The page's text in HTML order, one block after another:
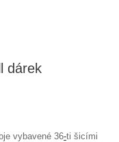
dárek
vybavené 36-ti šicími